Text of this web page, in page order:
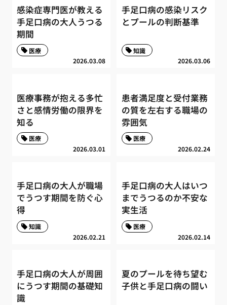
感染症専門医が教える
手足口病の大人うつる
期間
2026.03.08
医療
手足口病の感染リスク
とプールの判断基準
2026.03.06
知識
医療事務が抱える多忙
さと感情労働の限界を
知る
2026.03.01
医療
患者満足度と受付業務
の質を左右する職場の
雰囲気
2026.02.24
医療
手足口病の大人が職場
でうつす期間を防ぐ心
得
2026.02.21
知識
手足口病の大人はいつ
までうつるのか不安な
実生活
2026.02.14
医療
手足口病の大人が周囲
にうつす期間の基礎知
識
夏のプールを待ち望む
子供と手足口病の闘い